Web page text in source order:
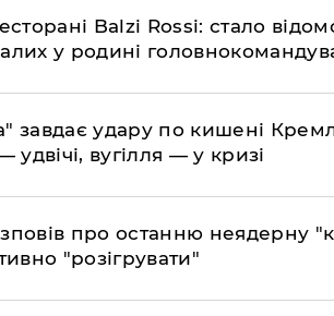
Balzi Rossi: стало
у родині
завдає удару по кишені
удвічі, вугілля — у кризі
про останню неядерну
"розігрувати"